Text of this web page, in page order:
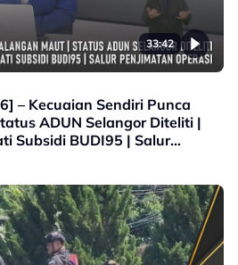
33:42
– Kecuaian Sendiri Punca
ADUN Selangor Diteliti |
Subsidi BUDI95 | Salur